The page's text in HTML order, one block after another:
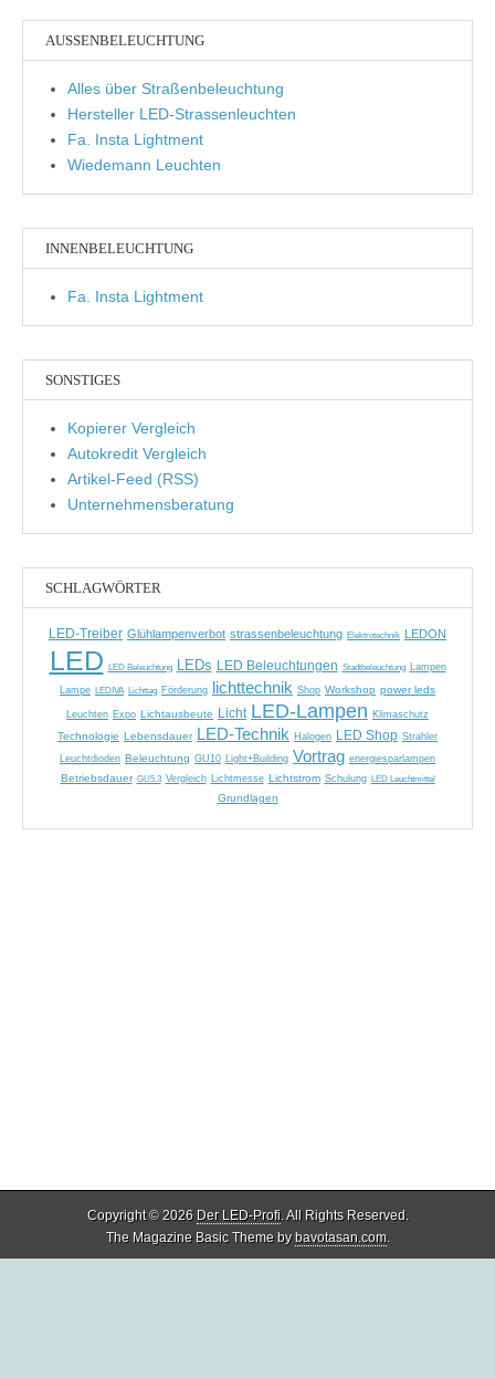
AUSSENBELEUCHTUNG
Alles über Straßenbeleuchtung
Hersteller LED-Strassenleuchten
Fa. Insta Lightment
Wiedemann Leuchten
INNENBELEUCHTUNG
Fa. Insta Lightment
SONSTIGES
Kopierer Vergleich
Autokredit Vergleich
Artikel-Feed (RSS)
Unternehmensberatung
SCHLAGWÖRTER
LED-Treiber Glühlampenverbot strassenbeleuchtung Elektrotechnik LEDON
LED LED Beleuchtung LEDs LED Beleuchtungen Stadtbeleuchtung Lampen
Lampe LEDIVA Lichttag Förderung lichttechnik Shop Workshop power leds
Leuchten Expo Lichtausbeute Licht LED-Lampen Klimaschutz
Technologie Lebensdauer LED-Technik Halogen LED Shop Strahler
Leuchtdioden Beleuchtung GU10 Light+Building Vortrag energiesparlampen
Betriebsdauer GU5.3 Vergleich Lichtmesse Lichtstrom Schulung LED Leuchtmittel
Grundlagen
Copyright © 2026 Der LED-Profi. All Rights Reserved.
The Magazine Basic Theme bybavotasan.com.